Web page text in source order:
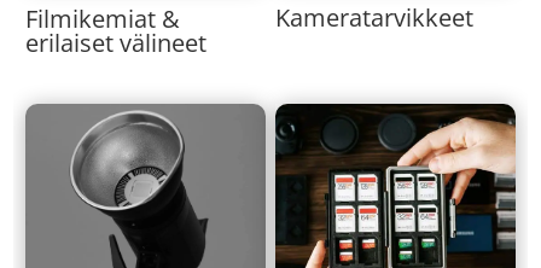
Filmikemiat &
erilaiset välineet
Kameratarvikkeet